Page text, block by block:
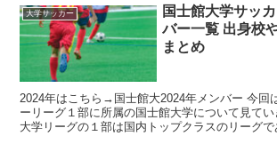
大学サッカー
国士館大学サッ
バー一覧 出身校
まとめ
2024年はこちら→国士館大2024年メンバー 今回
ーリーグ１部に所属の国士館大学について見て
大学リーグの１部は国内トップクラスのリーグで